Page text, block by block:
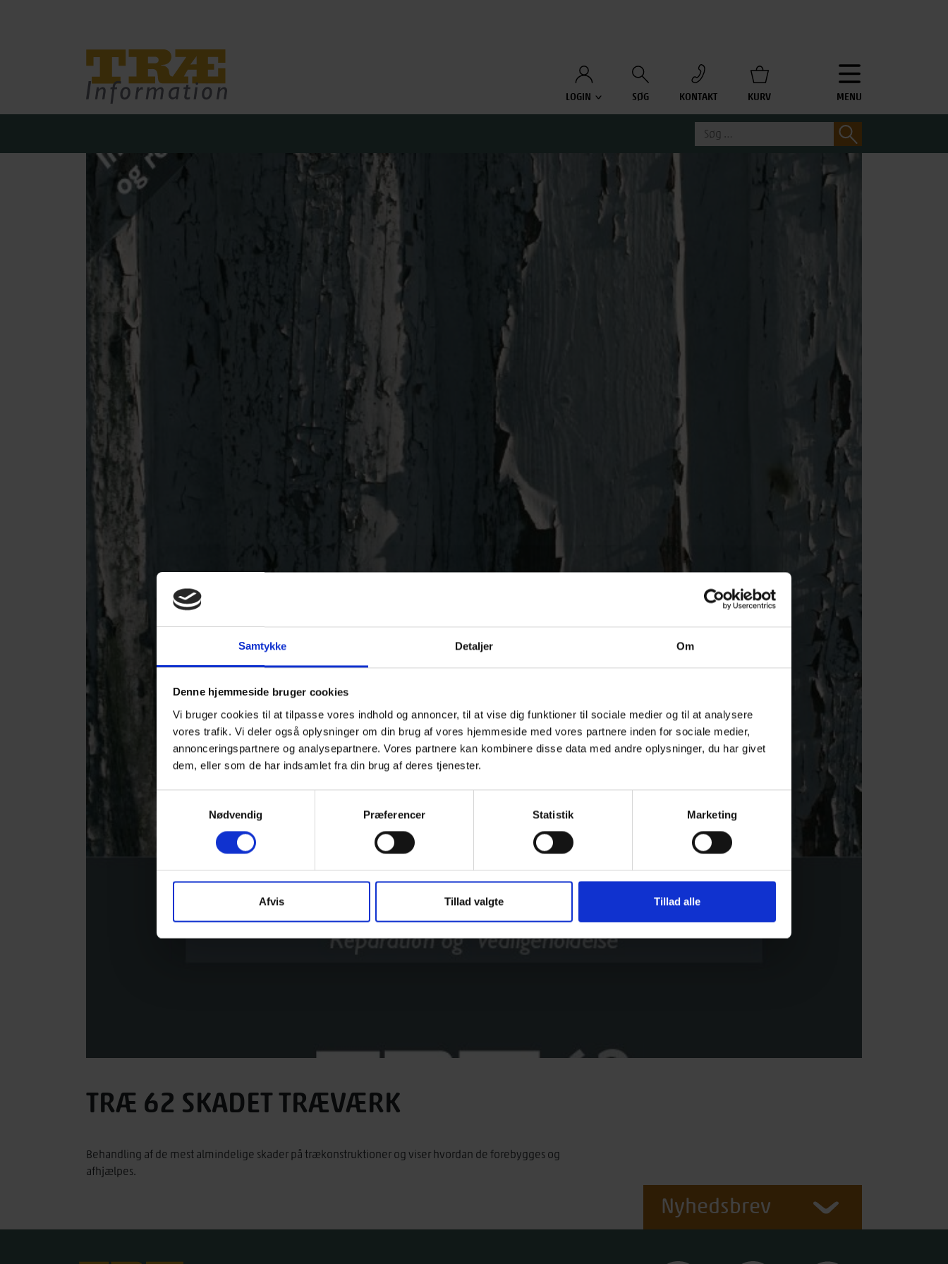
Samtykke Detaljer Om
Denne hjemmeside bruger cookies
Vi bruger cookies til at tilpasse vores indhold og annoncer, til at vise dig funktioner til sociale medier og til at analysere
vores trafik. Vi deler også oplysninger om din brug af vores hjemmeside med vores partnere inden for sociale medier,
annonceringspartnere og analysepartnere. Vores partnere kan kombinere disse data med andre oplysninger, du har givet
dem, eller som de har indsamlet fra din brug af deres tjenester.
Nødvendig
Præferencer Statistik Marketing
Afvis Tillad valgte Tillad alle
LOGIN SØG KONTAKT KURV MENU
Søg
efter:
TRÆ 62 SKADET TRÆVÆRK
Behandling af de mest almindelige skader på trækonstruktioner og viser hvordan de forebygges og
afhjælpes.
Nyhedsbrev